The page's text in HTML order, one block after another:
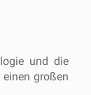
und die
großen